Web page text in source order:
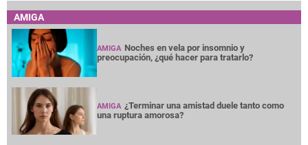
AMIGA
AMIGA Noches en vela por insomnio y
preocupación, ¿qué hacer para tratarlo?
AMIGA ¿Terminar una amistad duele tanto como
una ruptura amorosa?